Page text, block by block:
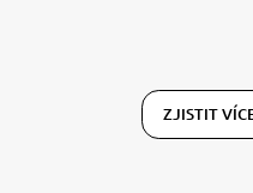
ZJISTIT